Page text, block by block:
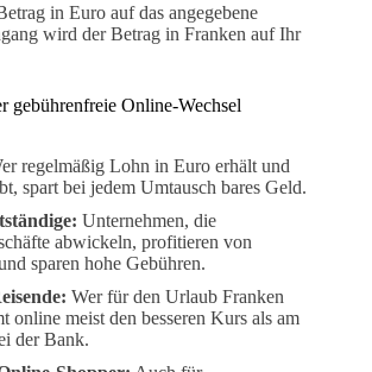
in Euro auf das angegebene
wird der Betrag in Franken auf Ihr
gebührenfreie Online-Wechsel
regelmäßig Lohn in Euro erhält und
spart bei jedem Umtausch bares Geld.
Unternehmen, die
abwickeln, profitieren von
sparen hohe Gebühren.
Wer für den Urlaub Franken
online meist den besseren Kurs als am
der Bank.